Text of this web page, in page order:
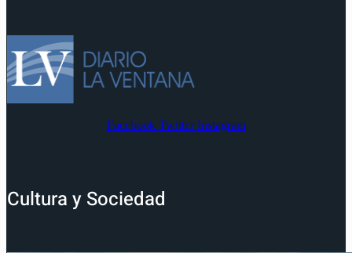
Facebook Twitter Instagram
Cultura y Sociedad